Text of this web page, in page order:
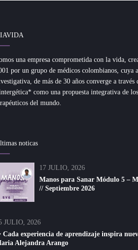
una empresa comprometida con la vida,
por un grupo de médicos colombianos, cuya
de más de 30 años converge a
como una propuesta integrativa de
del mundo.
noticas
17 JULIO, 2026
Manos para Sanar Módulo 5 –
// Septiembre 2026
JULIO, 2026
Cada experiencia de aprendizaje inspira
Alejandra Arango